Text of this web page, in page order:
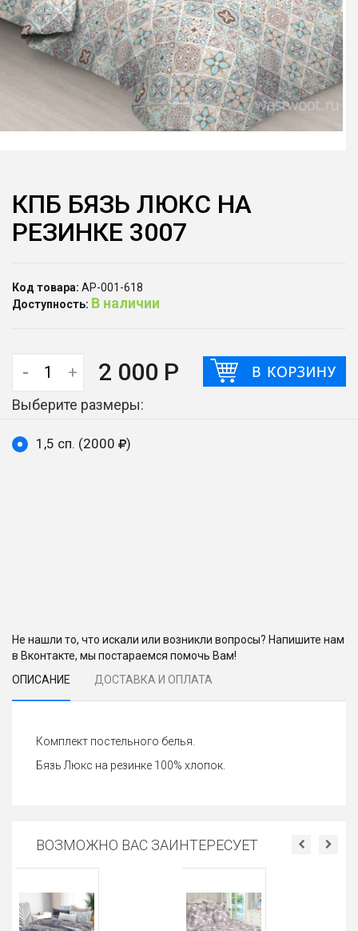
КПБ БЯЗЬ ЛЮКС НА
РЕЗИНКЕ 3007
Код товара: АР-001-618
Доступность: В наличии
- + 2 000 Р
Выберите размеры:
1,5 сп. (2000 )
Не нашли то, что искали или возникли вопросы? Напишите нам
в Вконтакте, мы постараемся помочь Вам!
ОПИСАНИЕ
ДОСТАВКА И ОПЛАТА
Комплект постельного белья.
Бязь Люкс на резинке 100% хлопок.
ВОЗМОЖНО ВАС ЗАИНТЕРЕСУЕТ